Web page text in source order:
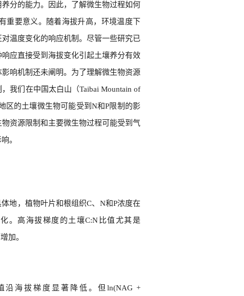
分的能力。因此，了解微生物过程如何
重要意义。随着海拔升高，环境温度下
温度变化的响应机制。尽管一些研究已
应直接受到海拔变化引起土壤养分有效
响机制还未阐明。为了理解微生物资源
我们在中国太白山（Taibai Mountain of
区的土壤微生物可能受到N和P限制的影
资源限制和主要微生物过程可能受到气
。
地，植物叶片和根组织C、N和P浓度在
。高海拔梯度的土壤C:N比值尤其是
加。
沿海拔梯度显著降低。但ln(NAG +